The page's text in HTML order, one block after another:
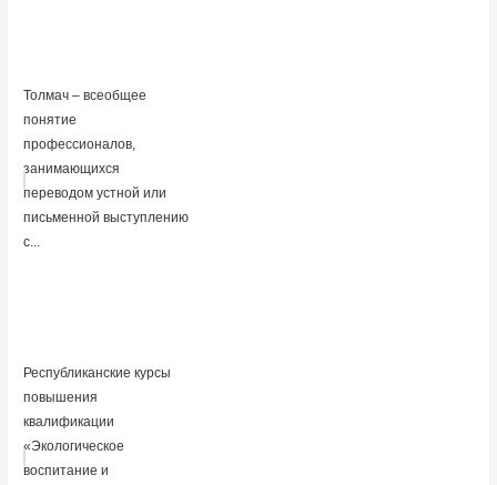
Толмач – всеобщее
понятие
профессионалов,
занимающихся
переводом устной или
письменной выступлению
с...
Республиканские курсы
повышения
квалификации
«Экологическое
воспитание и